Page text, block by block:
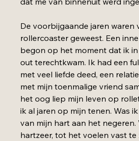
De voorbijgaande jaren waren
rollercoaster geweest. Een
begon op het moment dat ik
out terechtkwam. Ik had een
met veel liefde deed, een
met mijn toenmalige vriend
het oog liep mijn leven op
ik al jaren op mijn tenen. Was
van mijn hart aan het
hartzeer, tot het voelen vast te